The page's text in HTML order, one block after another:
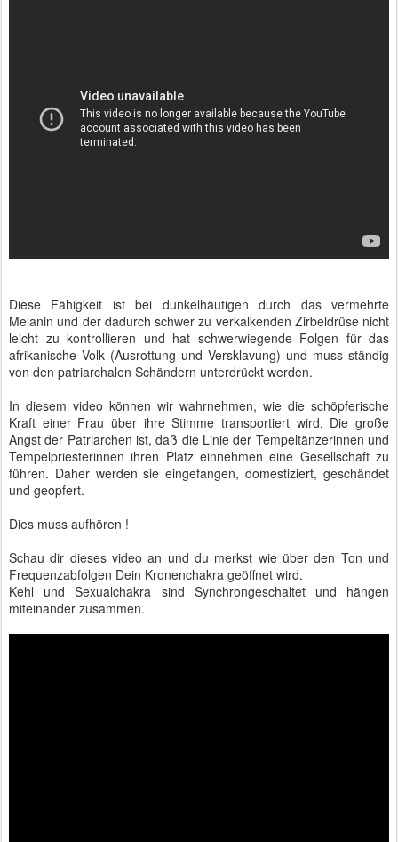
Diese Fähigkeit ist bei dunkelhäutigen durch das vermehrte
Melanin und der dadurch schwer zu verkalkenden Zirbeldrüse nicht
leicht zu kontrollieren und hat schwerwiegende Folgen für das
afrikanische Volk (Ausrottung und Versklavung) und muss ständig
von den patriarchalen Schändern unterdrückt werden.
In diesem video können wir wahrnehmen, wie die schöpferische
Kraft einer Frau über ihre Stimme transportiert wird. Die große
Angst der Patriarchen ist, daß die Linie der Tempeltänzerinnen und
Tempelpriesterinnen ihren Platz einnehmen eine Gesellschaft zu
führen. Daher werden sie eingefangen, domestiziert, geschändet
und geopfert.
Dies muss aufhören !
Schau dir dieses video an und du merkst wie über den Ton und
Frequenzabfolgen Dein Kronenchakra geöffnet wird.
Kehl und Sexualchakra sind Synchrongeschaltet und hängen
miteinander zusammen.